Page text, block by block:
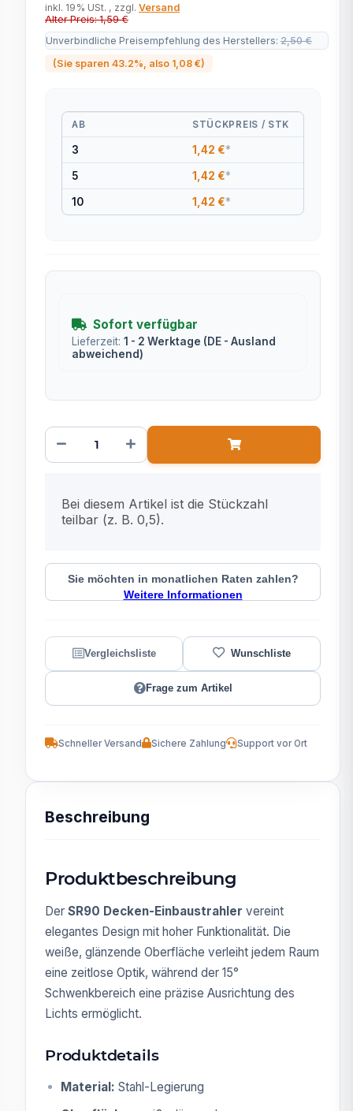
inkl. 19% USt. , zzgl. Versand
Alter Preis: 1,59 €
Unverbindliche Preisempfehlung des Herstellers: 2,50 €
(Sie sparen 43.2% , also 1,08 €)
AB STÜCKPREIS / STK
3 1,42 €*
5 1,42 €*
10 1,42 €*
Sofort verfügbar
Lieferzeit: 1 - 2 Werktage (DE - Ausland
abweichend)
Bei diesem Artikel ist die Stückzahl
teilbar (z. B. 0,5).
Sie möchten in monatlichen Raten zahlen?
Weitere Informationen
Frage zum Artikel
Schneller Versand Sichere Zahlung Support vor Ort
Beschreibung
Produktbeschreibung
Der SR90 Decken-Einbaustrahler vereint
elegantes Design mit hoher Funktionalität. Die
weiße, glänzende Oberfläche verleiht jedem Raum
eine zeitlose Optik, während der 15°
Schwenkbereich eine präzise Ausrichtung des
Lichts ermöglicht.
Produktdetails
Material: Stahl-Legierung